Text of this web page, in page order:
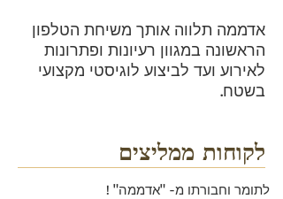
אדממה תלווה אותך משיחת הטלפון
הראשונה במגוון רעיונות ופתרונות
לאירוע ועד לביצוע לוגיסטי מקצועי
בשטח.
לקוחות ממליצים
לתומר וחבורתו מ- "אדממה" !